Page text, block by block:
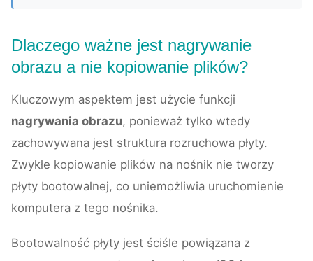
Dlaczego ważne jest nagrywanie
obrazu a nie kopiowanie plików?
Kluczowym aspektem jest użycie funkcji
nagrywania obrazu, ponieważ tylko wtedy
zachowywana jest struktura rozruchowa płyty.
Zwykłe kopiowanie plików na nośnik nie tworzy
płyty bootowalnej, co uniemożliwia uruchomienie
komputera z tego nośnika.
Bootowalność płyty jest ściśle powiązana z